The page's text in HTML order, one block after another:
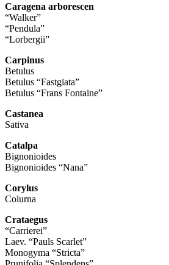
Caragena arborescen
“Walker”
“Pendula”
“Lorbergii”
Carpinus
Betulus
Betulus “Fastgiata”
Betulus “Frans Fontaine”
Castanea
Sativa
Catalpa
Bignonioides
Bignonioides “Nana”
Corylus
Colurna
Crataegus
“Carrierei”
Laev. “Pauls Scarlet”
Monogyma “Stricta”